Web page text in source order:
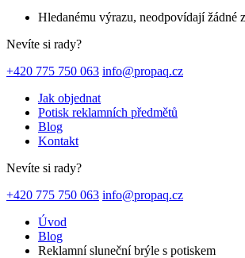
Hledanému výrazu, neodpovídají žádné
Nevíte si rady?
+420 775 750 063 info@propaq.cz
Jak objednat
Potisk reklamních předmětů
Blog
Kontakt
Nevíte si rady?
+420 775 750 063 info@propaq.cz
Úvod
Blog
Reklamní sluneční brýle s potiskem